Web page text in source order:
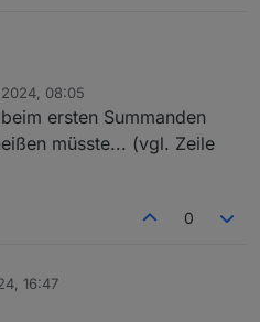
Werte addiert.
08:05
ersten Summanden
müsste... (vgl. Zeile
0
16:47